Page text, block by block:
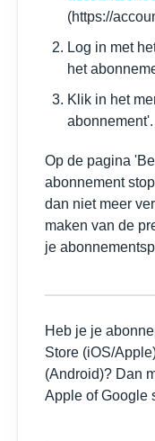
(https://
Log in met
het
Klik in het
abonnement'.
Op de pagina
abonnement
dan niet meer
maken van de
je
Heb je je
Store (iOS/
(Android)? Dan
Apple of Google